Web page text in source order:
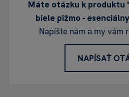
Máte otázku k produktu
biele pižmo -
Napíšte nám a my vám
NAPÍSAŤ